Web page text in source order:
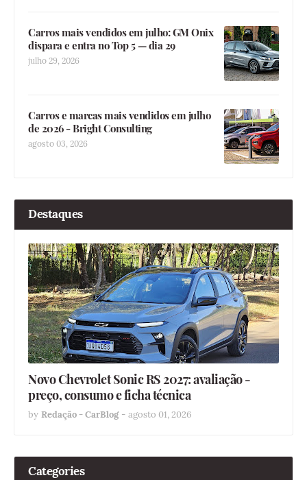
Carros mais vendidos em julho: GM Onix
dispara e entra no Top 5 — dia 29
julho 29, 2026
Carros e marcas mais vendidos em julho
de 2026 - Bright Consulting
agosto 03, 2026
Destaques
Novo Chevrolet Sonic RS 2027: avaliação -
preço, consumo e ficha técnica
by Redação - CarBlog - agosto 01, 2026
Categories